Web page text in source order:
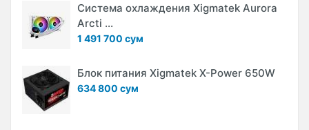
Система охлаждения Xigmatek Aurora
Arcti ...
1 491 700 сум
Блок питания Xigmatek X-Power 650W
634 800 сум